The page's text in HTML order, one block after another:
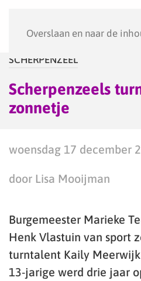
Overslaan en naar de
SCHERPENZEEL
Scherpenzeels
zonnetje
woensdag 17 december
door Lisa Mooijman
Burgemeester Marieke
Henk Vlastuin van sport
turntalent Kaily
13-jarige werd drie jaar